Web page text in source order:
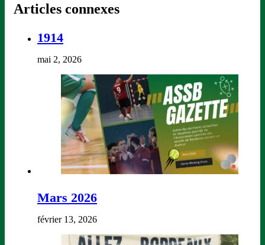
Articles connexes
1914
mai 2, 2026
Mars 2026
février 13, 2026